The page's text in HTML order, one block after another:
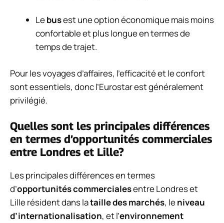
Lebusest une option économique mais moins
confortable et plus longue en termes de
temps de trajet.
Pour les voyages d’affaires, l’efficacité et le confort
sont essentiels, donc l’Eurostar est généralement
privilégié.
Quelles sont les principales différences
en termes d’opportunités commerciales
entre Londres et Lille?
Les principales différences en termes
d’opportunités commercialesentre Londres et
Lille résident dans lataille des marchés, leniveau
d’internationalisation, et l’environnement